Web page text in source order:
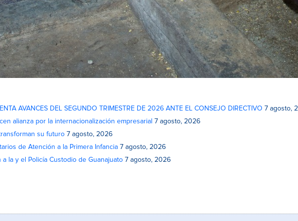
AVANCES DEL SEGUNDO TRIMESTRE DE 2026 ANTE EL CONSEJO DIRECTIVO 7 agosto,
alianza por la internacionalización empresarial 7 agosto, 2026
su futuro 7 agosto, 2026
de Atención a la Primera Infancia 7 agosto, 2026
la y el Policía Custodio de Guanajuato 7 agosto, 2026